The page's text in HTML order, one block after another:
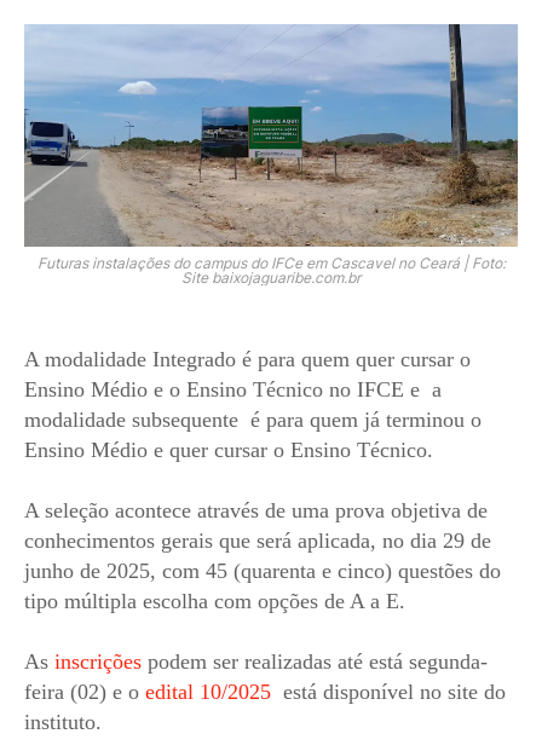
Futuras instalações do campus do IFCe em Cascavel no Ceará | Foto:
Site baixojaguaribe.com.br
A modalidade Integrado é para quem quer cursar o
Ensino Médio e o Ensino Técnico no IFCE e a
modalidade subsequente é para quem já terminou o
Ensino Médio e quer cursar o Ensino Técnico.
A seleção acontece através de uma prova objetiva de
conhecimentos gerais que será aplicada, no dia 29 de
junho de 2025, com 45 (quarenta e cinco) questões do
tipo múltipla escolha com opções de A a E.
As inscrições podem ser realizadas até está segunda-
feira (02) e o edital 10/2025 está disponível no site do
instituto.